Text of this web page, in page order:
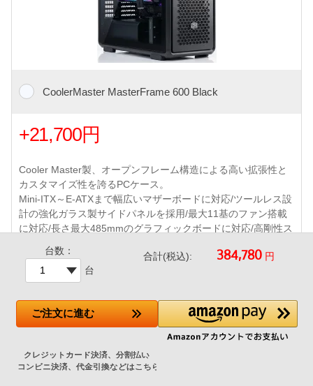
CoolerMaster MasterFrame 600 Black
+21,700円
Cooler Master製、オープンフレーム構造による高い拡張性と
カスタマイズ性を誇るPCケース。
Mini-ITX～E-ATXまで幅広いマザーボードに対応/ツールレス設
計の強化ガラス製サイドパネルを採用/最大11基のファン搭載
に対応/長さ最大485mmのグラフィックボードに対応/高剛性ス
安定保持
フロント Mobius 140mm PWMファン3基、リア Mobius 120m
フロントI/Oポート : USB 3.2 Gen2 Type-C×1、
360mmまでの大型ラジエータ対応 など
台数：
台
合計(税込): 円
ご注文に進む